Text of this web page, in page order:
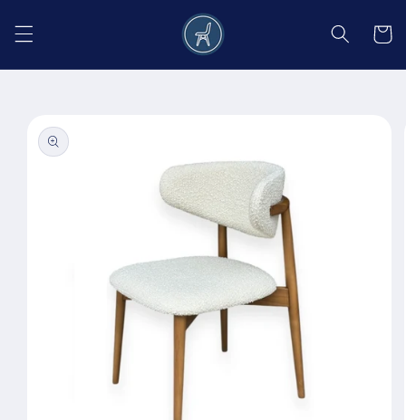
conținut
Coș
informațiile
despre
produs